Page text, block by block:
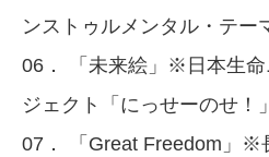
ンストゥルメンタル・テー
06． 「未来絵」※日本生命
ジェクト「にっせーのせ！
07． 「Great Freedom」※